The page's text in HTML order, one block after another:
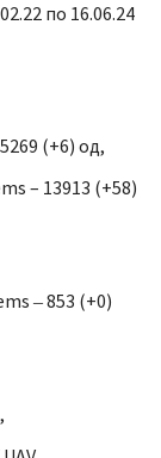
по 16.06.24
(+6) од,
– 13913 (+58)
‒ 853 (+0)